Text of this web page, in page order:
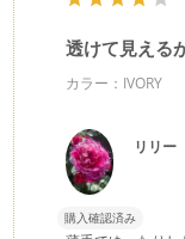
透けて見える
カラー：IVORY
リリー
購入確認済み